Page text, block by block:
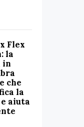
Flex
la
in
che
la
aiuta